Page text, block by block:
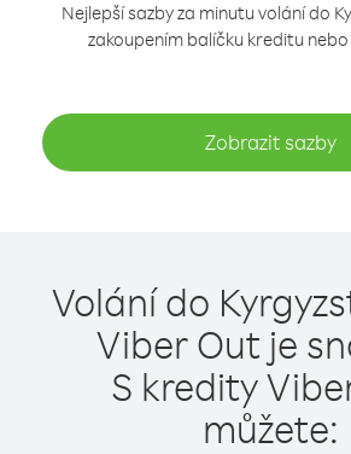
Nejlepší sazby za minutu volání do
zakoupením balíčku kreditu
Zobrazit sazby
Volání do
Viber Out je
S kredity
můžete: